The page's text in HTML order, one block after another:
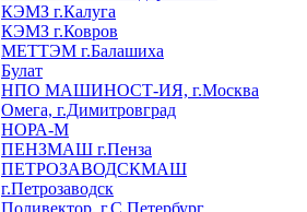
КЭМЗ г.Калуга
КЭМЗ г.Ковров
МЕТТЭМ г.Балашиха
Булат
НПО МАШИНОСТ-ИЯ, г.Москва
Омега, г.Димитровград
НОРА-М
ПЕНЗМАШ г.Пенза
ПЕТРОЗАВОДСКМАШ
г.Петрозаводск
Поливектор, г.С.Петербург